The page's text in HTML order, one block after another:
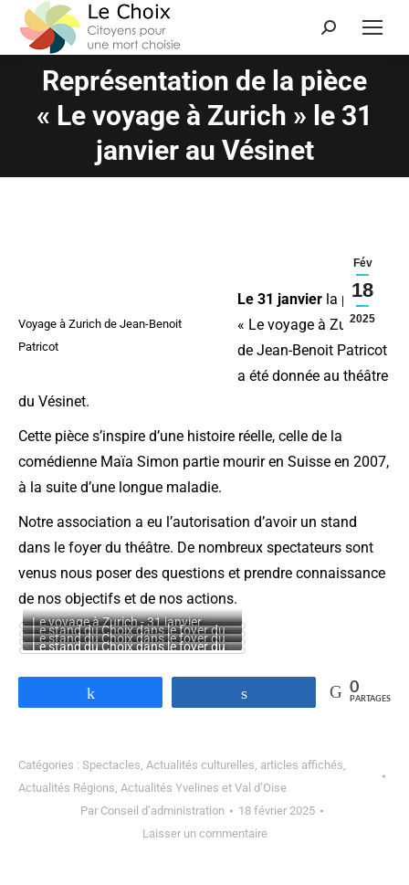
Représentation de la pièce
« Le voyage à Zurich » le 31
janvier au Vésinet
Vous êtes ici :
Fév
18
2025
Voyage à Zurich de Jean-Benoit
Patricot
Le 31 janvier la pièce
« Le voyage à Zurich »
de Jean-Benoit Patricot
a été donnée au théâtre
du Vésinet.
Cette pièce s’inspire d’une histoire réelle, celle de la
comédienne Maïa Simon partie mourir en Suisse en 2007,
à la suite d’une longue maladie.
Notre association a eu l’autorisation d’avoir un stand
dans le foyer du théâtre. De nombreux spectateurs sont
venus nous poser des questions et prendre connaissance
de nos objectifs et de nos actions.
Le voyage à Zurich - 31 janvier
2025 au Vésinet
Le stand du Choix dans le foyer du
théâtre du Vésinet le 31/01/2025
Le stand du Choix dans le foyer du
théâtre du Vésinet le 31/01/2025
Le stand du Choix dans le foyer du
0
PARTAGES
Catégories : Spectacles, Actualités culturelles, articles affichés,
Actualités Régions, Actualités Yvelines et Val d’Oise
Par Conseil d’administration
18 février 2025
Laisser un commentaire